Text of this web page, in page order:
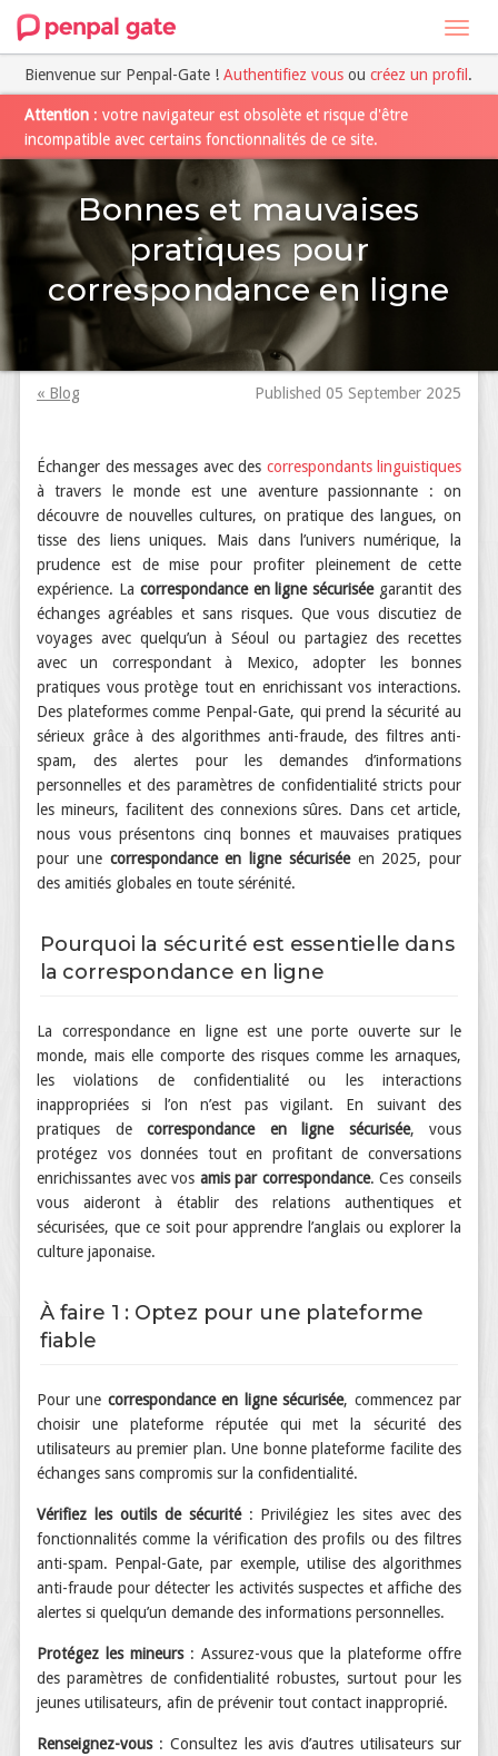
Bienvenue sur Penpal-Gate ! Authentifiez vous ou créez un profil .
Attention : votre navigateur est obsolète et risque d'être
incompatible avec certains fonctionnalités de ce site.
Bonnes et mauvaises
pratiques pour
correspondance en ligne
« Blog Published 05 September 2025
Échanger des messages avec des correspondants linguistiques
à travers le monde est une aventure passionnante : on
découvre de nouvelles cultures, on pratique des langues, on
tisse des liens uniques. Mais dans l’univers numérique, la
prudence est de mise pour profiter pleinement de cette
expérience. La correspondance en ligne sécuriséegarantit des
échanges agréables et sans risques. Que vous discutiez de
voyages avec quelqu’un à Séoul ou partagiez des recettes
avec un correspondant à Mexico, adopter les bonnes
pratiques vous protège tout en enrichissant vos interactions.
Des plateformes comme Penpal-Gate, qui prend la sécurité au
sérieux grâce à des algorithmes anti-fraude, des filtres anti-
spam, des alertes pour les demandes d’informations
personnelles et des paramètres de confidentialité stricts pour
les mineurs, facilitent des connexions sûres. Dans cet article,
nous vous présentons cinq bonnes et mauvaises pratiques
pour une correspondance en ligne sécuriséeen 2025, pour
des amitiés globales en toute sérénité.
Pourquoi la sécurité est essentielle dans
la correspondance en ligne
La correspondance en ligne est une porte ouverte sur le
monde, mais elle comporte des risques comme les arnaques,
les violations de confidentialité ou les interactions
inappropriées si l’on n’est pas vigilant. En suivant des
pratiques de correspondance en ligne sécurisée, vous
protégez vos données tout en profitant de conversations
enrichissantes avec vos amis par correspondance. Ces conseils
vous aideront à établir des relations authentiques et
sécurisées, que ce soit pour apprendre l’anglais ou explorer la
culture japonaise.
À faire 1 : Optez pour une plateforme
fiable
Pour une correspondance en ligne sécurisée, commencez par
choisir une plateforme réputée qui met la sécurité des
utilisateurs au premier plan. Une bonne plateforme facilite des
échanges sans compromis sur la confidentialité.
Vérifiez les outils de sécurité: Privilégiez les sites avec des
fonctionnalités comme la vérification des profils ou des filtres
anti-spam. Penpal-Gate, par exemple, utilise des algorithmes
anti-fraude pour détecter les activités suspectes et affiche des
alertes si quelqu’un demande des informations personnelles.
Protégez les mineurs: Assurez-vous que la plateforme offre
des paramètres de confidentialité robustes, surtout pour les
jeunes utilisateurs, afin de prévenir tout contact inapproprié.
Renseignez-vous: Consultez les avis d’autres utilisateurs sur